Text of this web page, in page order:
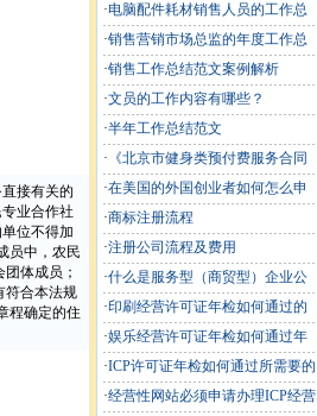
接有关的
业合作社
位不得加
中，农民
体成员；
合本法规
确定的住
·电脑配件耗材销售人员的工作总
·销售营销市场总监的年度工作总
·销售工作总结范文案例解析
·文员的工作内容有哪些？
·半年工作总结范文
· 《北京市健身类预付费服务合同
·在美国的外国创业者如何怎么申
·商标注册流程
·注册公司流程及费用
·什么是服务型（商贸型）企业公
·印刷经营许可证年检如何通过的
·娱乐经营许可证年检如何通过年
·ICP许可证年检如何通过所需要的
·经营性网站必须申请办理ICP经营